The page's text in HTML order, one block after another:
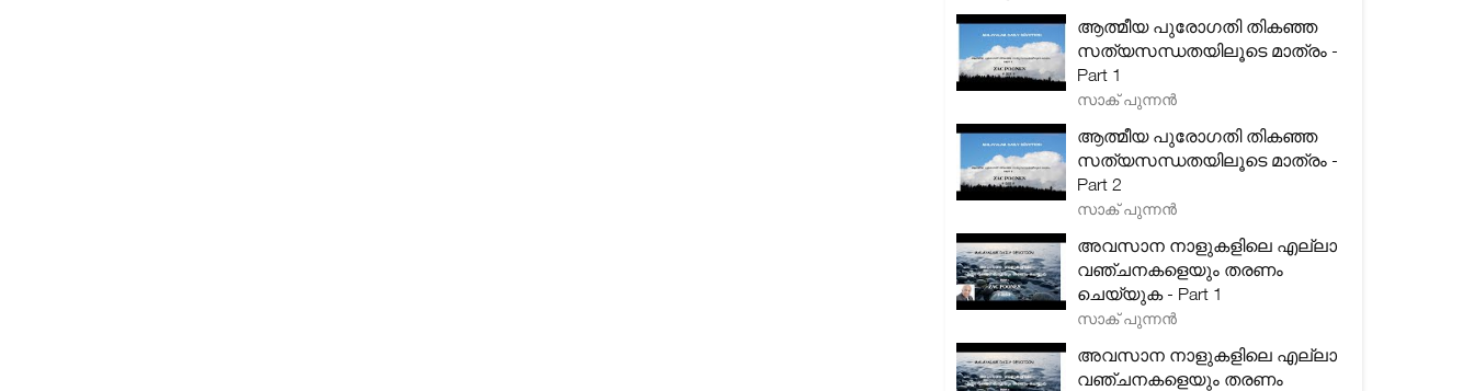
ആത്മീയ പുരോഗതി തികഞ്ഞ
സത്യസന്ധതയിലൂടെ മാത്രം -
Part 1
സാക് പുന്നൻ
ആത്മീയ പുരോഗതി തികഞ്ഞ
സത്യസന്ധതയിലൂടെ മാത്രം -
Part 2
സാക് പുന്നൻ
അവസാന നാളുകളിലെ എല്ലാ
വഞ്ചനകളെയും തരണം
ചെയ്യുക - Part 1
സാക് പുന്നൻ
അവസാന നാളുകളിലെ എല്ലാ
വഞ്ചനകളെയും തരണം